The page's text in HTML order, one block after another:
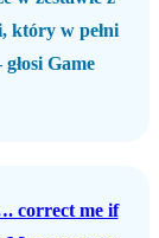
który w pełni
Game
correct me if